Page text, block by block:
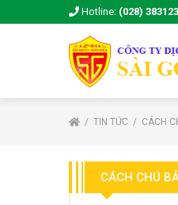
Hotline: (028)
TIN TỨC CÁCH
CÁCH CHÚ